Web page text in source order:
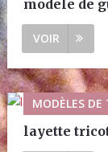
modele de
VOIR
MODÈLES DE
layette